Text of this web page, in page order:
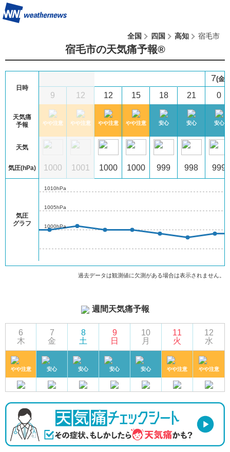
全国 四国 高知 宿毛市
宿毛市の天気痛予報®︎
日時
天気痛
予報
天気
気圧(hPa)
気圧
グラフ
やや注意
1000
9
やや注意
1000
12
やや注意
1001
12
やや注意
1000
15
やや注意
1000
18
安心
999
21
安心
998
7(金)
0
安心
999
1000hPa
1005hPa
1010hPa
過去データは観測値に欠測がある場合は表示されません。
週間天気痛予報
6
木
やや注意
7
金
安心
8
土
安心
9
日
安心
10
月
安心
11
火
やや注意
12
水
やや注意